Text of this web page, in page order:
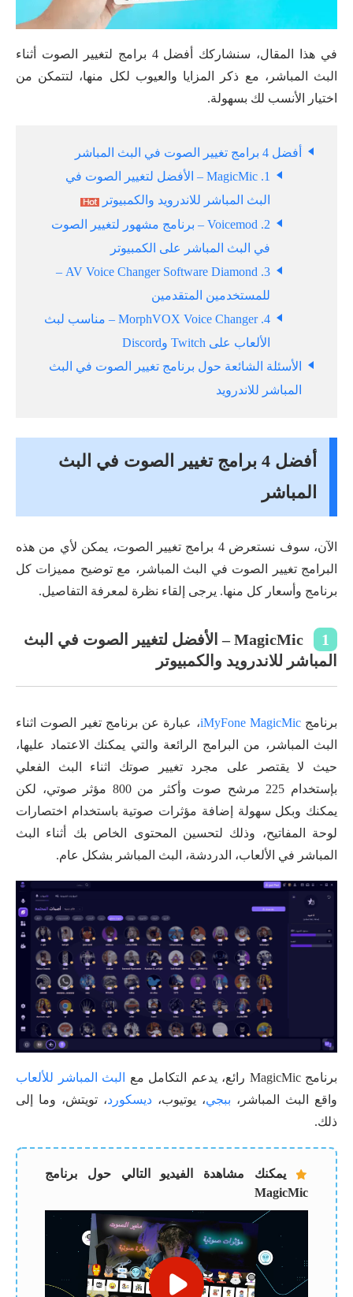
في هذا المقال، سنشاركك أفضل 4 برامج لتغيير الصوت أثناء
البث المباشر، مع ذكر المزايا والعيوب لكل منها، لتتمكن من
اختيار الأنسب لك بسهولة.
أفضل 4 برامج تغيير الصوت في البث المباشر
1. MagicMic – الأفضل لتغيير الصوت في
البث المباشر للاندرويد والكمبيوتر
2. Voicemod – برنامج مشهور لتغيير الصوت
في البث المباشر على الكمبيوتر
3. AV Voice Changer Software Diamond –
للمستخدمين المتقدمين
4. MorphVOX Voice Changer – مناسب لبث
الألعاب على Twitch وDiscord
الأسئلة الشائعة حول برنامج تغيير الصوت في البث
المباشر للاندرويد
أفضل 4 برامج تغيير الصوت في البث
المباشر
الآن، سوف نستعرض 4 برامج تغيير الصوت، يمكن لأي من هذه
البرامج تغيير الصوت في البث المباشر، مع توضيح مميزات كل
برنامج وأسعار كل منها. يرجى إلقاء نظرة لمعرفة التفاصيل.
1
MagicMic – الأفضل لتغيير الصوت في البث
المباشر للاندرويد والكمبيوتر
برنامجiMyFone MagicMic، عبارة عن برنامج تغير الصوت اثناء
البث المباشر، من البرامج الرائعة والتي يمكنك الاعتماد عليها،
حيث لا يقتصر على مجرد تغيير صوتك اثناء البث الفعلي
بإستخدام 225 مرشح صوت وأكثر من 800 مؤثر صوتي، لكن
يمكنك وبكل سهولة إضافة مؤثرات صوتية باستخدام اختصارات
لوحة المفاتيح، وذلك لتحسين المحتوى الخاص بك أثناء البث
المباشر في الألعاب، الدردشة، البث المباشر بشكل عام.
برنامج MagicMic رائع، يدعم التكامل مع
البث المباشر للألعاب
واقع البث المباشر، ببجي، يوتيوب، ديسكورد، تويتش، وما إلى
ذلك.
يمكنك مشاهدة الفيديو التالي حول برنامج
MagicMic